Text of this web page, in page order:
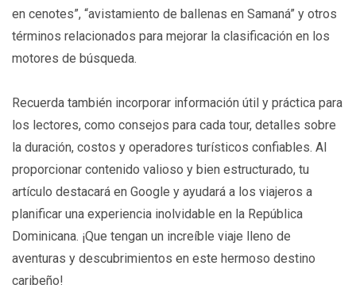
en cenotes”, “avistamiento de ballenas en Samaná” y otros
términos relacionados para mejorar la clasificación en los
motores de búsqueda.
Recuerda también incorporar información útil y práctica para
los lectores, como consejos para cada tour, detalles sobre
la duración, costos y operadores turísticos confiables. Al
proporcionar contenido valioso y bien estructurado, tu
artículo destacará en Google y ayudará a los viajeros a
planificar una experiencia inolvidable en la República
Dominicana. ¡Que tengan un increíble viaje lleno de
aventuras y descubrimientos en este hermoso destino
caribeño!